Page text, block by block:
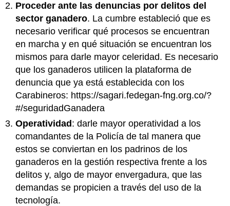
Proceder ante las denuncias por delitos del
sector ganadero. La cumbre estableció que es
necesario verificar qué procesos se encuentran
en marcha y en qué situación se encuentran los
mismos para darle mayor celeridad. Es necesario
que los ganaderos utilicen la plataforma de
denuncia que ya está establecida con los
Carabineros: https://sagari.fedegan-fng.org.co/?
#/seguridadGanadera
Operatividad : darle mayor operatividad a los
comandantes de la Policía de tal manera que
estos se conviertan en los padrinos de los
ganaderos en la gestión respectiva frente a los
delitos y, algo de mayor envergadura, que las
demandas se propicien a través del uso de la
tecnología.